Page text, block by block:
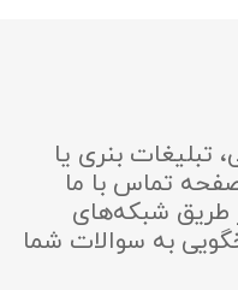
تبلیغات بنری یا
صفحه تماس با ما
طریق شبکه‌های
به سوالات شما